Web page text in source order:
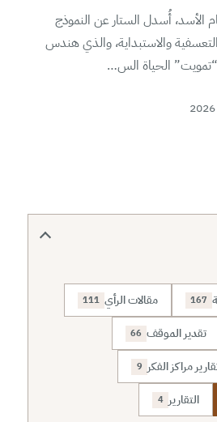
الأسد، أُسدل الستار عن النموذج
التعسفية والاستبداية، والذي هندس
“تمويت” الحياة الس…
167 مقالات الرأي 111
تقدير الموقف 66
مراكز الفكر 9
التقارير 4